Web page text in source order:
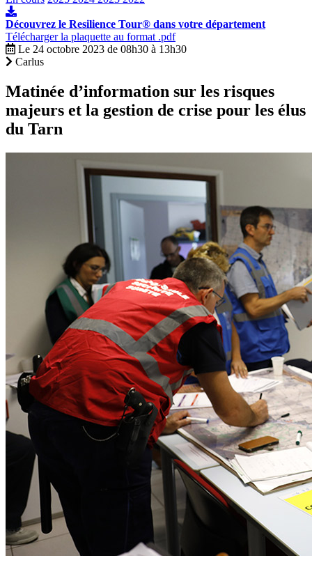
Découvrez le Resilience Tour® dans votre département
Télécharger la plaquette au format .pdf
Le 24 octobre 2023 de 08h30 à 13h30
Carlus
Matinée d’information sur les risques
majeurs et la gestion de crise pour les élus
du Tarn